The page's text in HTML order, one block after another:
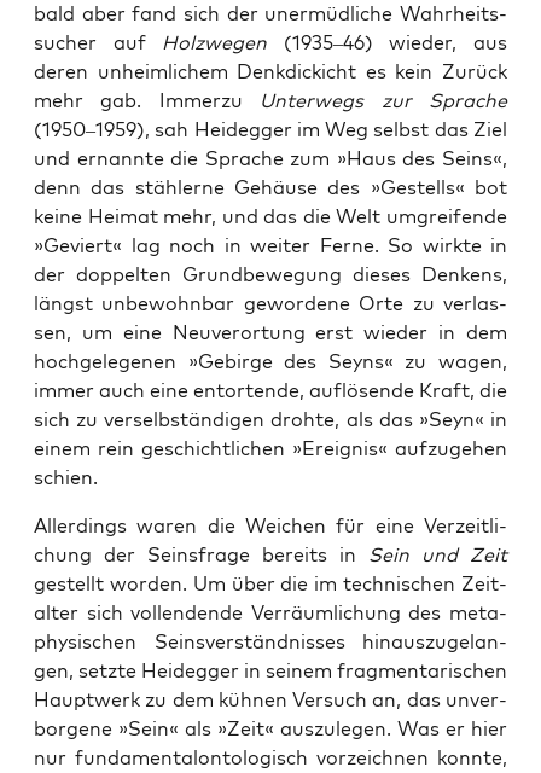
bald aber fand sich der uner­müd­li­che Wahr­heits­
su­cher auf Holz­we­gen (1935–46) wie­der, aus
deren unheim­li­chem Denk­di­ckicht es kein Zurück
mehr gab. Immer­zu Unter­wegs zur Spra­che
(1950–1959), sah Heid­eg­ger im Weg selbst das Ziel
und ernann­te die Spra­che zum »Haus des Seins«,
denn das stäh­ler­ne Gehäu­se des »Gestells« bot
kei­ne Hei­mat mehr, und das die Welt umgrei­fen­de
»Geviert« lag noch in wei­ter Fer­ne. So wirk­te in
der dop­pel­ten Grund­be­we­gung die­ses Den­kens,
längst unbe­wohn­bar gewor­de­ne Orte zu ver­las­
sen, um eine Neu­ver­or­tung erst wie­der in dem
hoch­ge­le­ge­nen »Gebir­ge des Seyns« zu wagen,
immer auch eine entor­ten­de, auf­lö­sen­de Kraft, die
sich zu ver­selb­stän­di­gen droh­te, als das »Seyn« in
einem rein geschicht­li­chen »Ereig­nis« auf­zu­ge­hen
schien.
Aller­dings waren die Wei­chen für eine Ver­zeit­li­
chung der Seins­fra­ge bereits in Sein und Zeit
gestellt wor­den. Um über die im tech­ni­schen Zeit­
al­ter sich voll­enden­de Ver­räum­li­chung des meta­
phy­si­schen Seins­ver­ständ­nis­ses hin­aus­zu­ge­lan­
gen, setz­te Heid­eg­ger in sei­nem frag­men­ta­ri­schen
Haupt­werk zu dem küh­nen Ver­such an, das unver­
bor­ge­ne »Sein« als »Zeit« aus­zu­le­gen. Was er hier
nur fun­da­men­tal­on­to­lo­gisch vor­zeich­nen konn­te,